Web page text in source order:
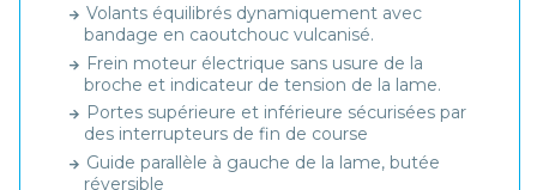
Volants équilibrés dynamiquement avec
bandage en caoutchouc vulcanisé.
Frein moteur électrique sans usure de la
broche et indicateur de tension de la lame.
Portes supérieure et inférieure sécurisées par
des interrupteurs de fin de course
Guide parallèle à gauche de la lame, butée
réversible